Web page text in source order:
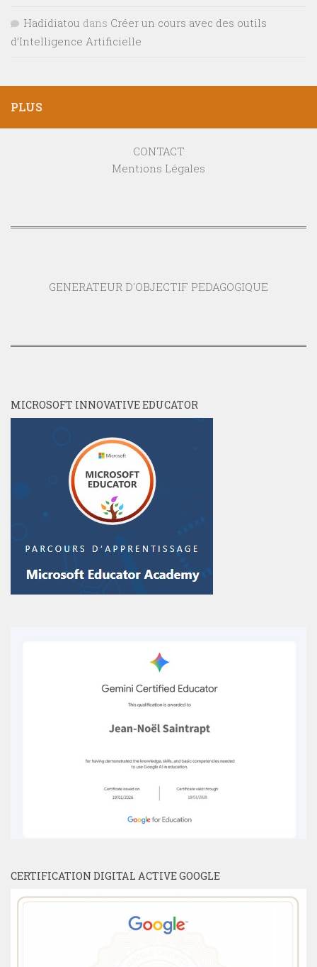
Hadidiatou dans Créer un cours avec des outils
d’Intelligence Artificielle
PLUS
CONTACT
Mentions Légales
GENERATEUR D'OBJECTIF PEDAGOGIQUE
MICROSOFT INNOVATIVE EDUCATOR
CERTIFICATION DIGITAL ACTIVE GOOGLE